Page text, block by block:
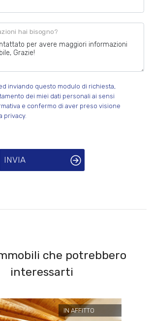
hai bisogno?
inviando questo modulo di richiesta,
dei miei dati personali ai sensi
e confermo di aver preso visione
privacy.
INVIA
che potrebbero
interessarti
IN AFFITTO